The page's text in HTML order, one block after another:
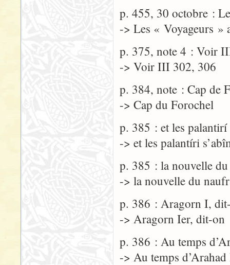
p. 455, 30 octobre :
-> Les « Voyageurs »
p. 375, note 4 : Voir
-> Voir III 302, 306
p. 384, note : Cap de
-> Cap du Forochel
p. 385 : et les palantirí
-> et les palantíri
p. 385 : la nouvelle
-> la nouvelle du
p. 386 : Aragorn I,
-> Aragorn Ier, dit-on
p. 386 : Au temps
-> Au temps